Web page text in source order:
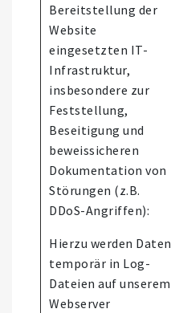
Bereitstellung der
Website
eingesetzten IT-
Infrastruktur,
insbesondere zur
Feststellung,
Beseitigung und
beweissicheren
Dokumentation von
Störungen (z.B.
DDoS-Angriffen):
Hierzu werden Daten
temporär in Log-
Dateien auf unserem
Webserver